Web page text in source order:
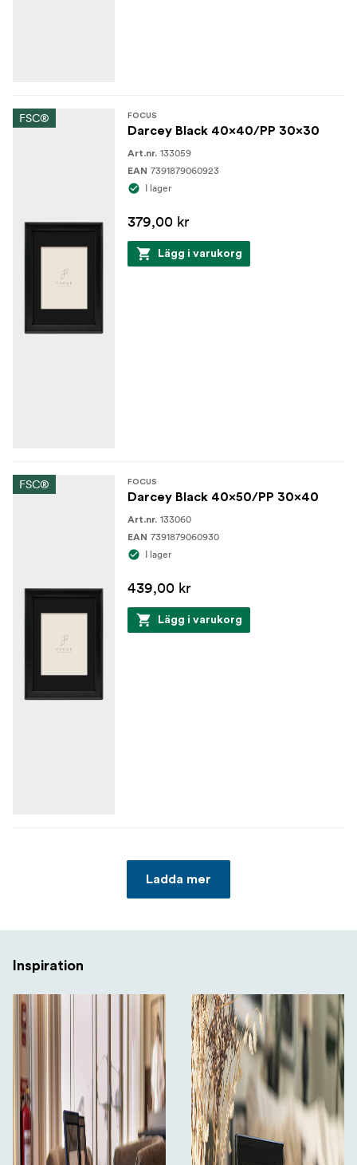
FSC® FOCUS
Darcey Black 40x40/PP 30x30
Art.nr. 133059
EAN 7391879060923
I lager
379,00 kr
Lägg i varukorg
FSC® FOCUS
Darcey Black 40x50/PP 30x40
Art.nr. 133060
EAN 7391879060930
I lager
439,00 kr
Lägg i varukorg
Ladda mer
Inspiration